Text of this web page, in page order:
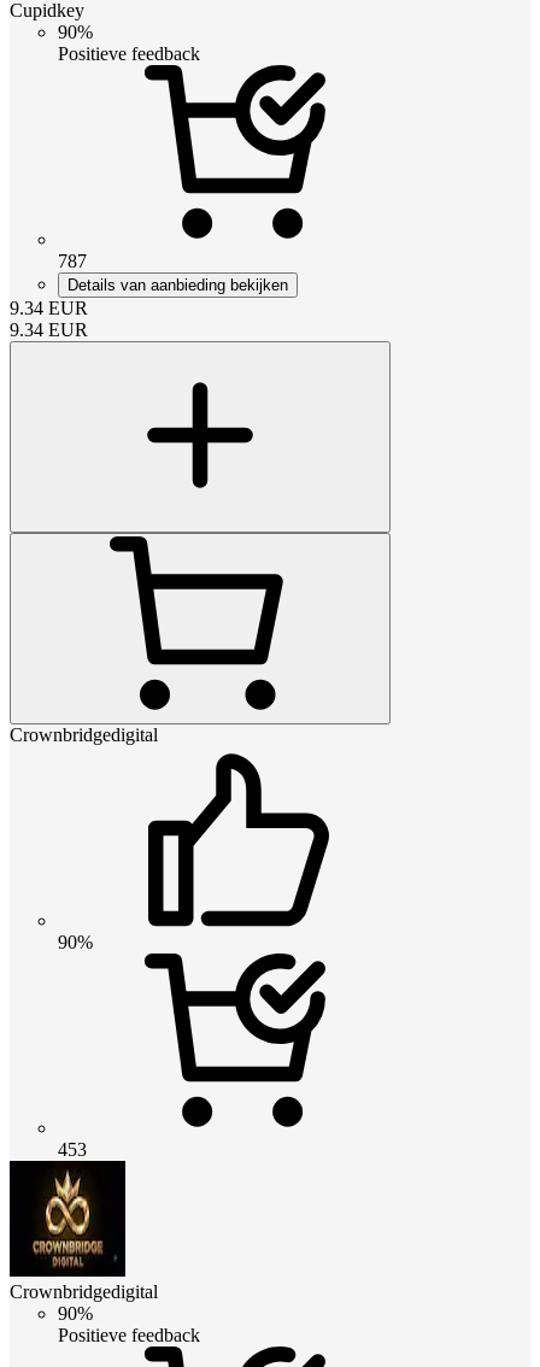
Cupidkey
90%
Positieve feedback
787
Details van aanbieding bekijken
9.34 EUR
9.34 EUR
Crownbridgedigital
90%
453
Crownbridgedigital
90%
Positieve feedback